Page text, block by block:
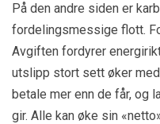
På den andre siden er
fordelingsmessige flott.
Avgiften fordyrer
utslipp stort sett øker
betale mer enn de får, og
gir. Alle kan øke sin